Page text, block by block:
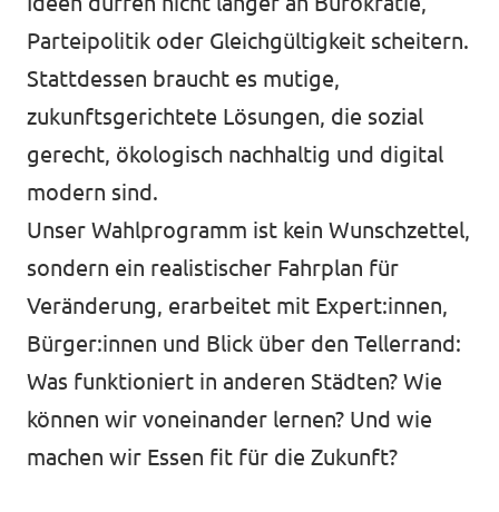
Parteipolitik oder Gleichgültigkeit scheitern.
Stattdessen braucht es mutige,
zukunftsgerichtete Lösungen, die sozial
gerecht, ökologisch nachhaltig und digital
modern sind.
Unser Wahlprogramm ist kein Wunschzettel,
sondern ein realistischer Fahrplan für
Veränderung, erarbeitet mit Expert:innen,
Bürger:innen und Blick über den Tellerrand:
Was funktioniert in anderen Städten? Wie
können wir voneinander lernen? Und wie
machen wir Essen fit für die Zukunft?